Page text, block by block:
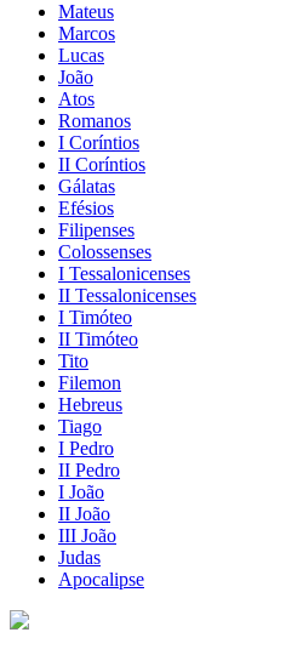
Mateus
Marcos
Lucas
João
Atos
Romanos
I Coríntios
II Coríntios
Gálatas
Efésios
Filipenses
Colossenses
I Tessalonicenses
II Tessalonicenses
I Timóteo
II Timóteo
Tito
Filemon
Hebreus
Tiago
I Pedro
II Pedro
I João
II João
III João
Judas
Apocalipse